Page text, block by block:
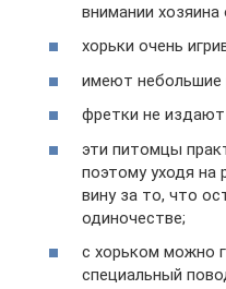
внимании
хорьки очень
имеют небольшие
фретки не издают
эти питомцы
поэтому уходя
вину за то, что
одиночестве;
с хорьком можно
специальный